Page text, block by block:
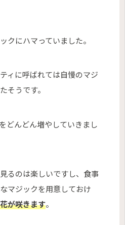
クにハマっていました。
ィに呼ばれては自慢のマジ
そうです。
どんどん増やしていきまし
るのは楽しいですし、食事
マジックを用意しておけ
が咲きます。